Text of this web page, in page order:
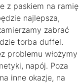
z paskiem na ramię
najlepsza,
zabrać
torba duffel.
problemu włożymy
napój. Poza
inne okazje, na